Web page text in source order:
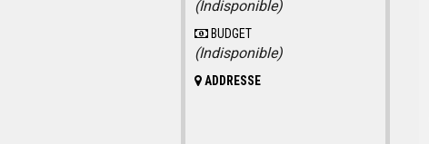
(Indisponible)
BUDGET
(Indisponible)
ADDRESSE